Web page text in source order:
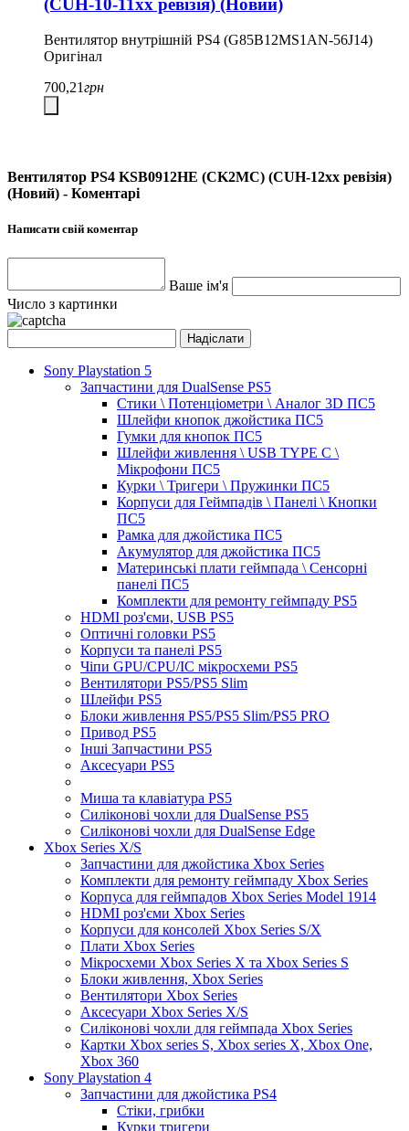
(CUH-10-11хх ревізія) (Новий)
Вентилятор внутрішній PS4 (G85B12MS1AN-56J14)
Оригінал
700,21грн
Вентилятор PS4 KSB0912HE (CK2MC) (CUH-12хх ревізія)
(Новий) - Коментарі
Написати свій коментар
Ваше ім'я
Число з картинки
Sony Playstation 5
Запчастини для DualSense PS5
Стики \ Потенціометри \ Аналог 3D ПС5
Шлейфи кнопок джойстика ПС5
Гумки для кнопок ПС5
Шлейфи живлення \ USB TYPE C \
Мікрофони ПС5
Курки \ Тригери \ Пружинки ПС5
Корпуси для Геймпадів \ Панелі \ Кнопки
ПС5
Рамка для джойстика ПС5
Акумулятор для джойстика ПС5
Материнські плати геймпада \ Сенсорні
панелі ПС5
Комплекти для ремонту геймпаду PS5
HDMI роз'єми, USB PS5
Оптичні головки PS5
Корпуси та панелі PS5
Чіпи GPU/CPU/IC мікросхеми PS5
Вентилятори PS5/PS5 Slim
Шлейфи PS5
Блоки живлення PS5/PS5 Slim/PS5 PRO
Привод PS5
Інші Запчастини PS5
Аксесуари PS5
Миша та клавіатура PS5
Силіконові чохли для DualSense PS5
Силіконові чохли для DualSense Edge
Xbox Series X/S
Запчастини для джойстика Xbox Series
Комплекти для ремонту геймпаду Xbox Series
Корпуса для геймпадов Xbox Series Model 1914
HDMI роз'єми Xbox Series
Корпуси для консолей Xbox Series S/X
Плати Xbox Series
Мікросхеми Xbox Series X та Xbox Series S
Блоки живлення, Xbox Series
Вентилятори Xbox Series
Аксесуари Xbox Series X/S
Силіконові чохли для геймпада Xbox Series
Картки Xbox series S, Xbox series X, Xbox One,
Xbox 360
Sony Playstation 4
Запчастини для джойстика PS4
Стіки, грибки
Курки тригери